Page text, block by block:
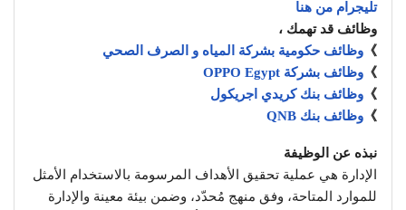
تليجرام من هنا
وظائف قد تهمك ،
》 وظائف حكومية بشركة المياه و الصرف الصحي
》 وظائف بشركة OPPO Egypt
》 وظائف بنك كريدي اجريكول
》 وظائف بنك QNB
نبذه عن الوظيفة
الإدارة هي عملية تحقيق الأهداف المرسومة بالاستخدام الأمثل
للموارد المتاحة، وفق منهج مُحدّد، وضمن بيئة معينة والإدارة